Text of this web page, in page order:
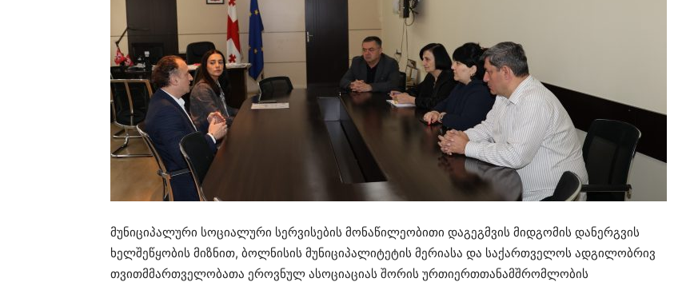
მუნიციპალური სოციალური სერვისების მონაწილეობითი დაგეგმვის მიდგომის დანერგვის
ხელშეწყობის მიზნით, ბოლნისის მუნიციპალიტეტის მერიასა და საქართველოს ადგილობრივ
თვითმმართველობათა ეროვნულ ასოციაციას შორის ურთიერთთანამშრომლობის